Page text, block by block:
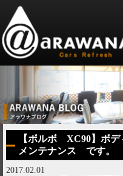
【ボルボ XC90】ボ
メンテナンス です。
2017.02.01